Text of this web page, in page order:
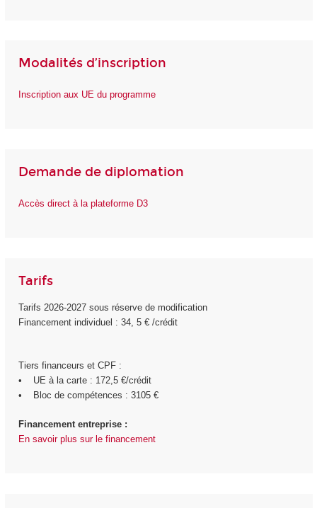
Modalités d’inscription
Inscription aux UE du programme
Demande de diplomation
Accès direct à la plateforme D3
Tarifs
Tarifs 2026-2027 sous réserve de modification
Financement individuel : 34, 5 € /crédit
Tiers financeurs et CPF :
• UE à la carte : 172,5 €/crédit
• Bloc de compétences : 3105 €
Financement entreprise :
En savoir plus sur le financement